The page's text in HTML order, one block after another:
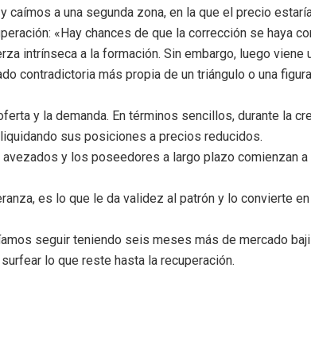
a una segunda zona, en la que el precio
«Hay chances de que la corrección se haya
intrínseca a la formación. Sin embargo, luego viene
contradictoria más propia de un triángulo o una
y la demanda. En términos sencillos, durante la
sus posiciones a precios reducidos.
y los poseedores a largo plazo comienzan a
es lo que le da validez al patrón y lo convierte en
seguir teniendo seis meses más de mercado
lo que reste hasta la recuperación.